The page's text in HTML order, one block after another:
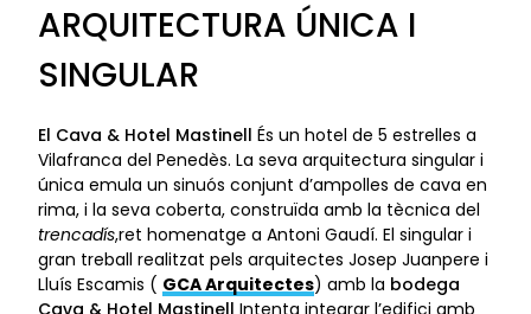
ARQUITECTURA ÚNICA I
SINGULAR
El Cava & Hotel Mastinell És un hotel de 5 estrelles a
Vilafranca del Penedès. La seva arquitectura singular i
única emula un sinuós conjunt d’ampolles de cava en
rima, i la seva coberta, construïda amb la tècnica del
trencadís,ret homenatge a Antoni Gaudí. El singular i
gran treball realitzat pels arquitectes Josep Juanpere i
Lluís Escamis ( GCA Arquitectes) amb la bodega
Cava & Hotel Mastinell Intenta integrar l’edifici amb